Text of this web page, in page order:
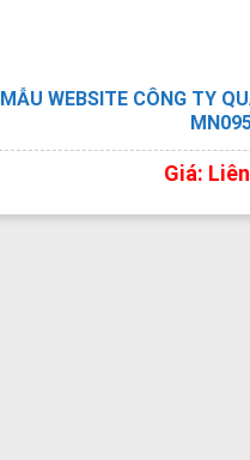
MẪU WEBSITE CÔNG TY
Giá: